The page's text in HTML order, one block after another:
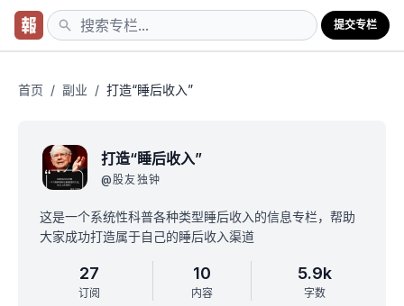
提交专栏
首页 / 副业 / 打造“睡后收入”
打造“睡后收入”
@股友独钟
这是一个系统性科普各种类型睡后收入的信息专栏，帮助
大家成功打造属于自己的睡后收入渠道
27
订阅
10
内容
5.9k
字数